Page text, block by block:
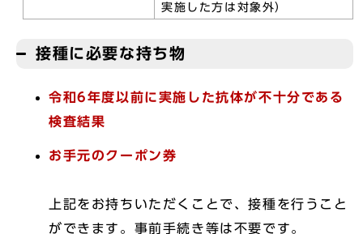
実施した方は対象外）
接種に必要な持ち物
令和6年度以前に実施した抗体が不十分である
検査結果
お手元のクーポン券
上記をお持ちいただくことで、接種を行うこと
ができます。事前手続き等は不要です。